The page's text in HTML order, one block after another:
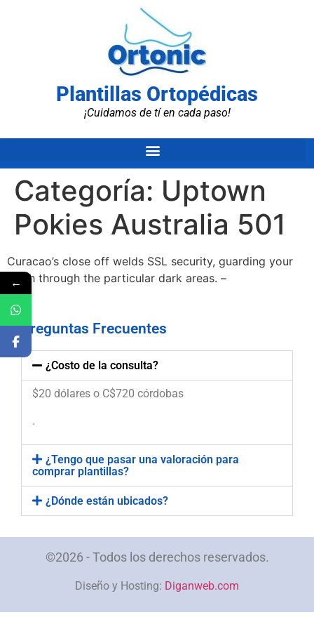
Plantillas Ortopédicas
¡Cuidamos de tí en cada paso!
Categoría: Uptown
Pokies Australia 501
Curacao’s close off welds SSL security, guarding your
stash through the particular dark areas. –
Preguntas Frecuentes
¿Costo de la consulta?
$20 dólares o C$720 córdobas
.
¿Tengo que pasar una valoración para
comprar plantillas?
¿Dónde están ubicados?
©2026 - Todos los derechos reservados.
Diseño y Hosting: Diganweb.com
←